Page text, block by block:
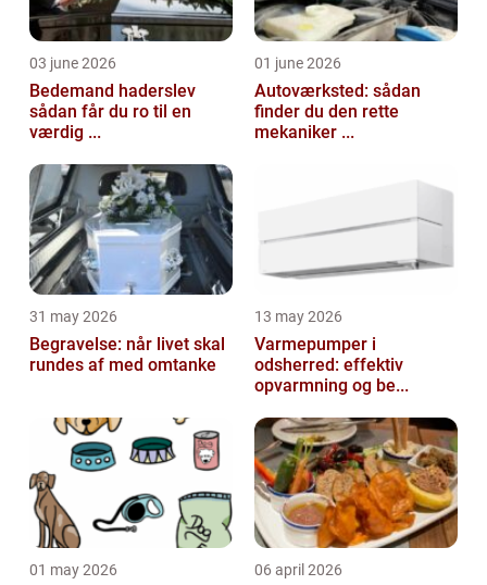
03 june 2026
Bedemand haderslev
sådan får du ro til en
værdig ...
01 june 2026
Autoværksted: sådan
finder du den rette
mekaniker ...
31 may 2026
Begravelse: når livet skal
rundes af med omtanke
13 may 2026
Varmepumper i
odsherred: effektiv
opvarmning og be...
01 may 2026 06 april 2026